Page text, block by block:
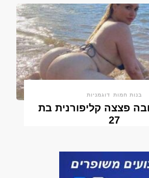
בנות חמות דוגמניות
פצצה קליפורנית בת
27